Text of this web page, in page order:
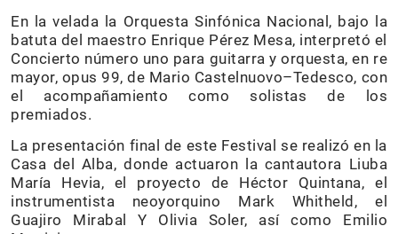
En la velada la Orquesta Sinfónica Nacional, bajo la
batuta del maestro Enrique Pérez Mesa, interpretó el
Concierto número uno para guitarra y orquesta, en re
mayor, opus 99, de Mario Castelnuovo–Tedesco, con
el acompañamiento como solistas de los
premiados.
La presentación final de este Festival se realizó en la
Casa del Alba, donde actuaron la cantautora Liuba
María Hevia, el proyecto de Héctor Quintana, el
instrumentista neoyorquino Mark Whitheld, el
Guajiro Mirabal Y Olivia Soler, así como Emilio